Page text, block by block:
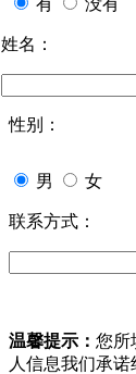
姓名：
性别：
男 女
联系方式：
温馨提示： 您所
人信息我们承诺